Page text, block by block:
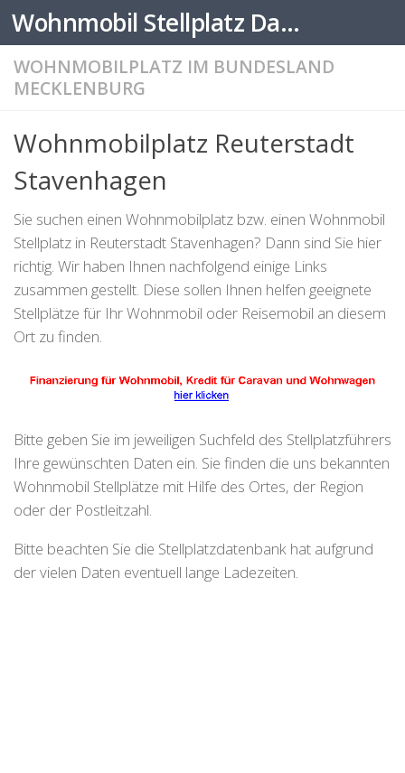
Zum Inhalt springen Wohnmobil Stellplatz Datenbank
WOHNMOBILPLATZ IM BUNDESLAND
MECKLENBURG
Wohnmobilplatz Reuterstadt
Stavenhagen
Sie suchen einen Wohnmobilplatz bzw. einen Wohnmobil
Stellplatz in Reuterstadt Stavenhagen? Dann sind Sie hier
richtig. Wir haben Ihnen nachfolgend einige Links
zusammen gestellt. Diese sollen Ihnen helfen geeignete
Stellplätze für Ihr Wohnmobil oder Reisemobil an diesem
Ort zu finden.
Bitte geben Sie im jeweiligen Suchfeld des Stellplatzführers
Ihre gewünschten Daten ein. Sie finden die uns bekannten
Wohnmobil Stellplätze mit Hilfe des Ortes, der Region
oder der Postleitzahl.
Bitte beachten Sie die Stellplatzdatenbank hat aufgrund
der vielen Daten eventuell lange Ladezeiten.